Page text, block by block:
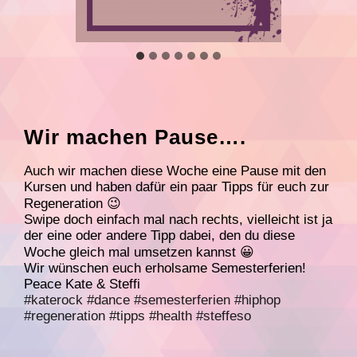
Wir machen Pause….
Auch wir machen diese Woche eine Pause mit den
Kursen und haben dafür ein paar Tipps für euch zur
Regeneration 😉
Swipe doch einfach mal nach rechts, vielleicht ist ja
der eine oder andere Tipp dabei, den du diese
Woche gleich mal umsetzen kannst 😀
Wir wünschen euch erholsame Semesterferien!
Peace Kate & Steffi
#katerock #dance #semesterferien #hiphop
#regeneration #tipps #health #steffeso